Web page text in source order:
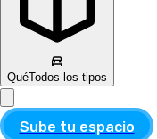
QuéTodos los tipos
Sube tu espacio